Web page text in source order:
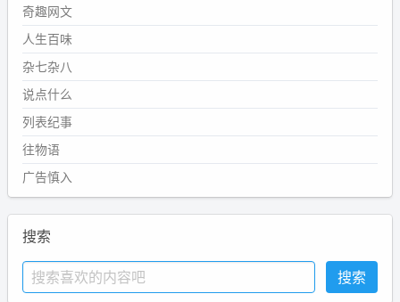
奇趣网文
人生百味
杂七杂八
说点什么
列表纪事
往物语
广告慎入
搜索